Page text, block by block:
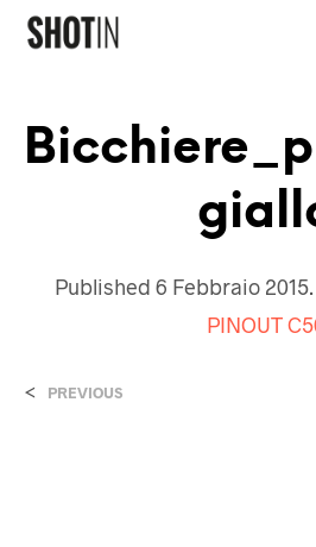
Published 6 Febbraio 2015
PINOUT
< PREVIOUS